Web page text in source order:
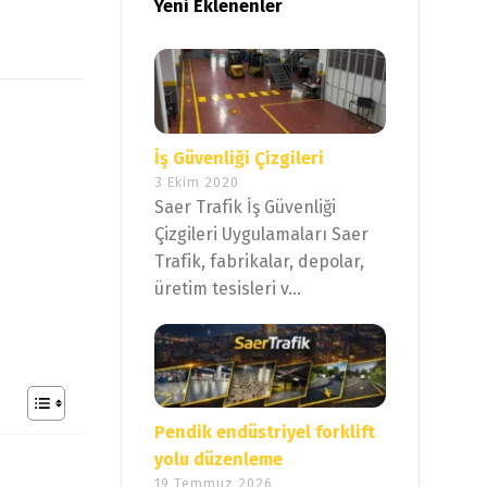
Yeni Eklenenler
İş Güvenliği Çizgileri
3 Ekim 2020
Saer Trafik İş Güvenliği
Çizgileri Uygulamaları Saer
Trafik, fabrikalar, depolar,
üretim tesisleri v...
Pendik endüstriyel forklift
yolu düzenleme
19 Temmuz 2026